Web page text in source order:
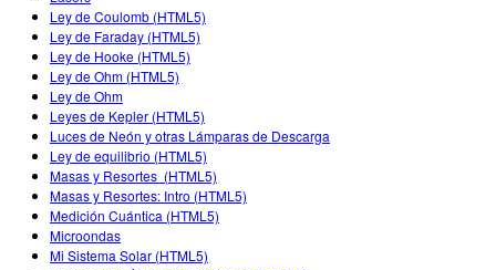
Ley de Coulomb (HTML5)
Ley de Faraday (HTML5)
Ley de Hooke (HTML5)
Ley de Ohm (HTML5)
Ley de Ohm
Leyes de Kepler (HTML5)
Luces de Neón y otras Lámparas de Descarga
Ley de equilibrio (HTML5)
Masas y Resortes (HTML5)
Masas y Resortes: Intro (HTML5)
Medición Cuántica (HTML5)
Microondas
Mi Sistema Solar (HTML5)